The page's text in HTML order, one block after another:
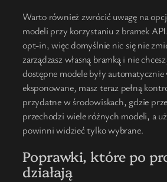
Warto również zwrócić uwagę na
modeli przy korzystaniu z bramek
opt-in, więc domyślnie nic się nie
zarządzasz własną bramką i nie
dostępne modele były
eksponowane, masz teraz pełną
przydatne w środowiskach, gdzie
przechodzi wiele różnych modeli, a
powinni widzieć tylko wybrane.
Poprawki, które po
działają